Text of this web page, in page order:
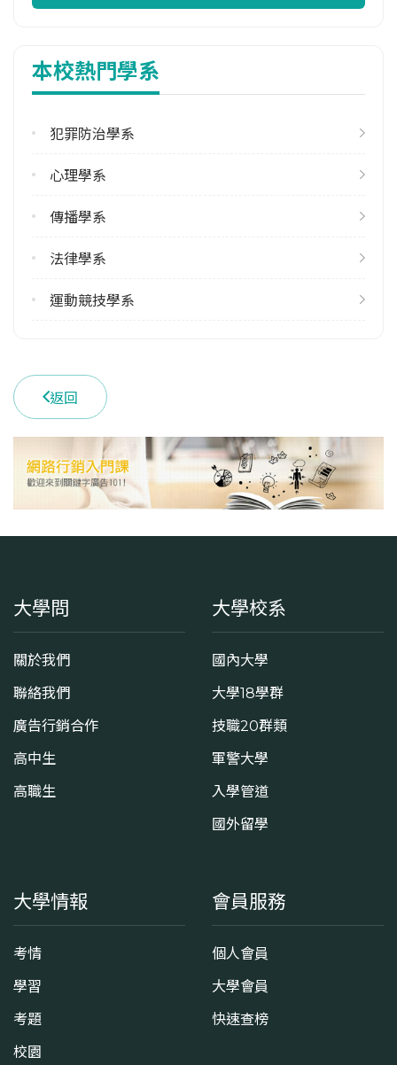
113學年度下學期
修輔系人數
113學年度上學期
2
雙主修人數
113學年度下學期
(05)2720411 #24500
學系地址
嘉義縣民雄鄉大學路一段168號
本校熱門學系
犯罪防治學系
心理學系
傳播學系
法律學系
運動競技學系
返回
大學問
關於我們
聯絡我們
廣告行銷合作
高中生
高職生
大學校系
國內大學
大學18學群
技職20群類
軍警大學
入學管道
國外留學
大學情報
考情
學習
考題
校園
會員服務
個人會員
大學會員
快速查榜